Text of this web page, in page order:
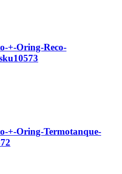
+-Oring-Reco-
+-Oring-Termotanque-